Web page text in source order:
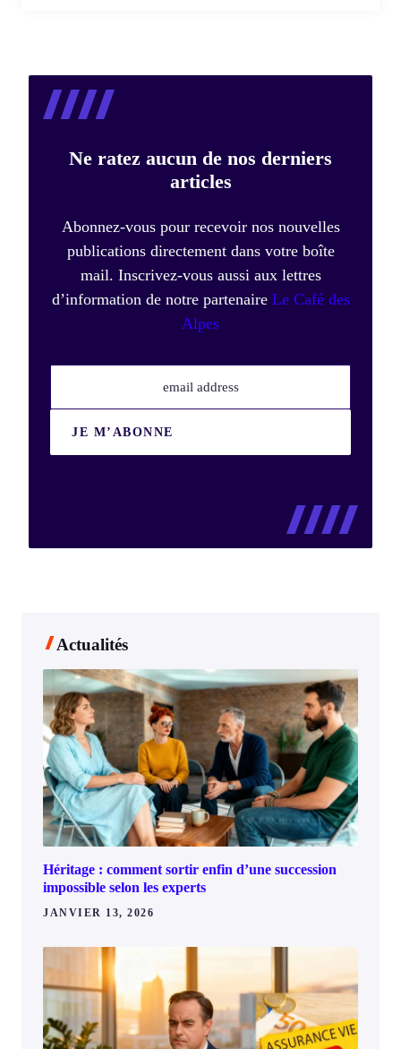
Ne ratez aucun de nos derniers
articles
Abonnez-vous pour recevoir nos nouvelles
publications directement dans votre boîte
mail. Inscrivez-vous aussi aux lettres
d’information de notre partenaire Le Café des
Alpes
email address
JE M’ABONNE
Actualités
Héritage : comment sortir enfin d’une succession
impossible selon les experts
JANVIER 13, 2026